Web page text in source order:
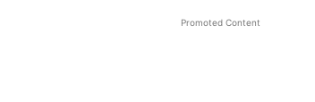
Promoted Content